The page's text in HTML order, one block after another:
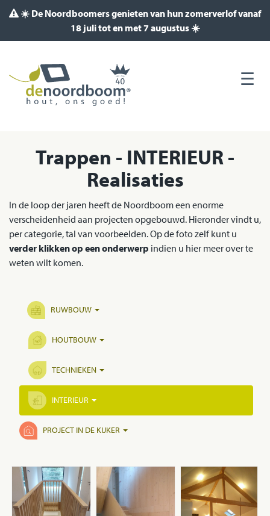
☀️ De Noordboomers genieten van hun zomerverlof vanaf
18 juli tot en met 7 augustus ☀️
Trappen - INTERIEUR -
Realisaties
In de loop der jaren heeft de Noordboom een enorme
verscheidenheid aan projecten opgebouwd. Hieronder vindt u,
per categorie, tal van voorbeelden. Op de foto zelf kunt u
verder klikken op een onderwerp indien u hier meer over te
weten wilt komen.
RUWBOUW
HOUTBOUW
TECHNIEKEN
INTERIEUR
PROJECT IN DE KIJKER